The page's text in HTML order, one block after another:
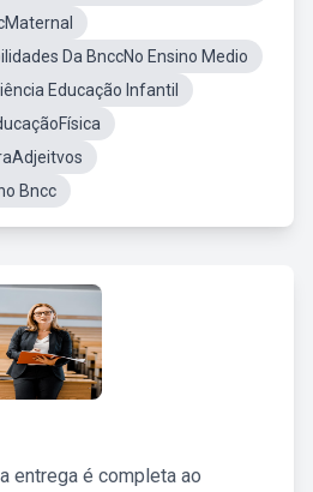
Da BnccNo Ensino Medio
Educação Infantil
Bncc
entrega é completa ao